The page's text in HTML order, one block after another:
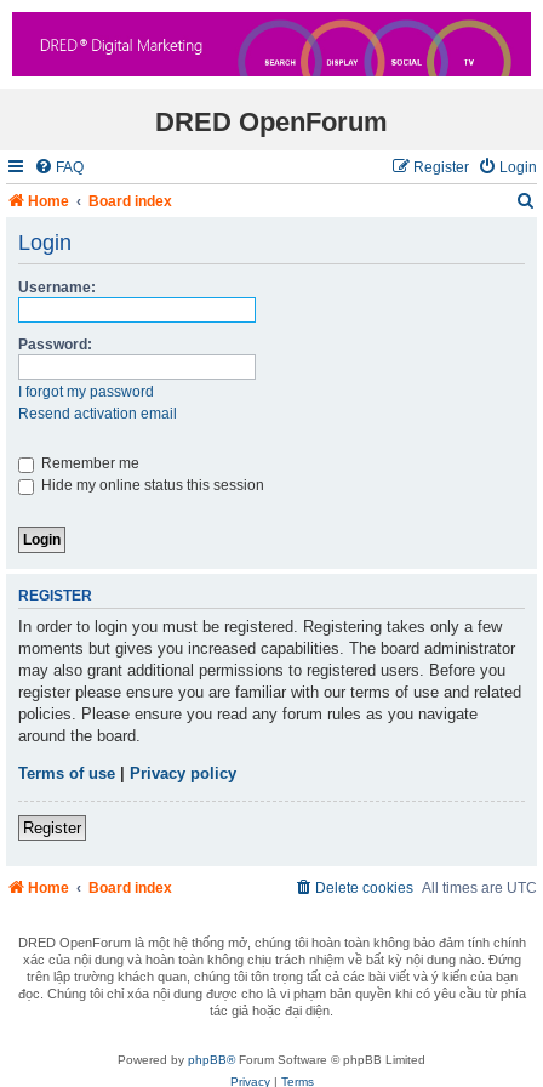
DRED OpenForum
FAQ Login
Register
Home
Board index
Login
Username:
Password:
I forgot my password
Resend activation email
Remember me
Hide my online status this session
REGISTER
In order to login you must be registered. Registering takes only a few
moments but gives you increased capabilities. The board administrator
may also grant additional permissions to registered users. Before you
register please ensure you are familiar with our terms of use and related
policies. Please ensure you read any forum rules as you navigate
around the board.
Terms of use Privacy policy
Register
Home Board index All times are UTC
Delete cookies
DRED OpenForum là một hệ thống mở, chúng tôi hoàn toàn không bảo đảm tính chính
xác của nội dung và hoàn toàn không chịu trách nhiệm về bất kỳ nội dung nào. Đứng
trên lập trường khách quan, chúng tôi tôn trọng tất cả các bài viết và ý kiến của bạn
đọc. Chúng tôi chỉ xóa nội dung được cho là vi phạm bản quyền khi có yêu cầu từ phía
tác giả hoặc đại diện.
Powered by phpBB®Forum Software © phpBB Limited
Privacy| Terms